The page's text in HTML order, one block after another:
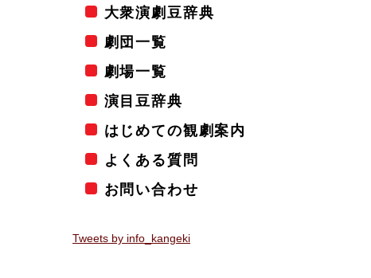
大衆演劇豆辞典
劇団一覧
劇場一覧
演目豆辞典
はじめての観劇案内
よくある質問
お問い合わせ
Tweets by info_kangeki